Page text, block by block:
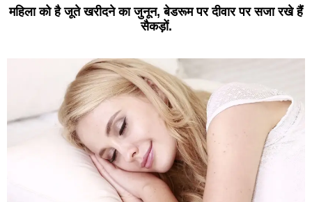
महिला को है जूते खरीदने का जुनून, बेडरूम पर दीवार पर सजा रखे हैं
सैकड़ों.